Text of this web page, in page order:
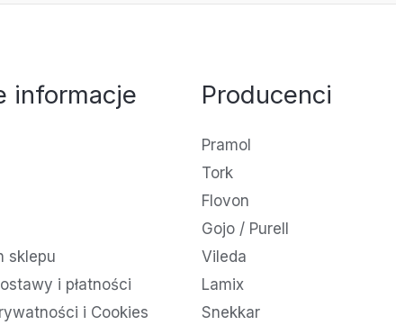
informacje
sklepu
i płatności
i Cookies
Producenci
Pramol
Tork
Flovon
Gojo / Purell
Vileda
Lamix
Snekkar